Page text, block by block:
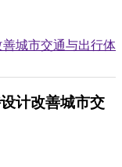
城市交通与出行体
计改善城市交